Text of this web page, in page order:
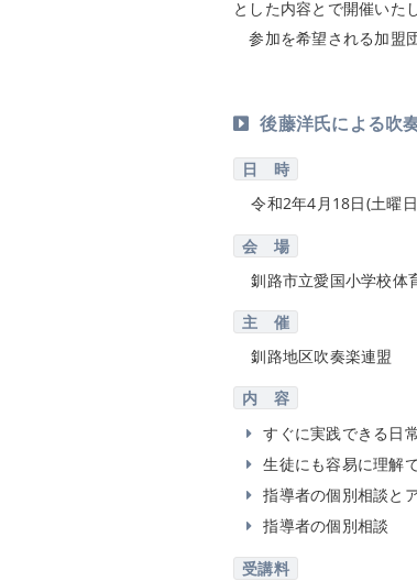
とした内容とで開催いた
参加を希望される加盟
後藤洋氏による吹
日 時
令和2年4月18日(土曜
会 場
釧路市立愛国小学校体
主 催
釧路地区吹奏楽連盟
内 容
すぐに実践できる日
生徒にも容易に理解
指導者の個別相談と
指導者の個別相談
受講料